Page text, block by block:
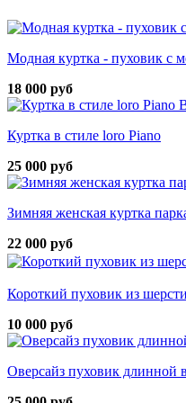
Модная куртка - пуховик с
18 000 руб
Куртка в стиле loro Piano
25 000 руб
Зимняя женская куртка
22 000 руб
Короткий пуховик из
10 000 руб
Оверсайз пуховик длинной